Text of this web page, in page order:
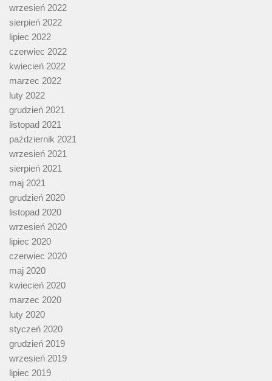
wrzesień 2022
sierpień 2022
lipiec 2022
czerwiec 2022
kwiecień 2022
marzec 2022
luty 2022
grudzień 2021
listopad 2021
październik 2021
wrzesień 2021
sierpień 2021
maj 2021
grudzień 2020
listopad 2020
wrzesień 2020
lipiec 2020
czerwiec 2020
maj 2020
kwiecień 2020
marzec 2020
luty 2020
styczeń 2020
grudzień 2019
wrzesień 2019
lipiec 2019